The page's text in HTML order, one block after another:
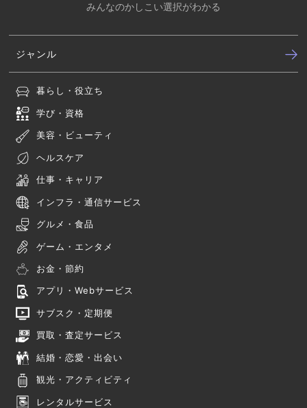
みんなのかしこい選択がわかる
ジャンル
暮らし・役立ち
学び・資格
美容・ビューティ
ヘルスケア
仕事・キャリア
インフラ・通信サービス
グルメ・食品
ゲーム・エンタメ
お金・節約
アプリ・Webサービス
サブスク・定期便
買取・査定サービス
結婚・恋愛・出会い
観光・アクティビティ
レンタルサービス